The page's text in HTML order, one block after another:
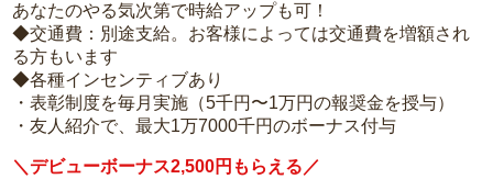
あなたのやる気次第で時給アップも可！
◆交通費：別途支給。お客様によっては交通費を増額され
る方もいます
◆各種インセンティブあり
・表彰制度を毎月実施（5千円〜1万円の報奨金を授与）
・友人紹介で、最大1万7000千円のボーナス付与
＼デビューボーナス2,500円もらえる／